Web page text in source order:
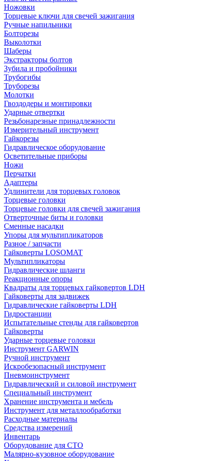
Ножовки
Торцевые ключи для свечей зажигания
Ручные напильники
Болторезы
Выколотки
Шаберы
Экстракторы болтов
Зубила и пробойники
Трубогибы
Труборезы
Молотки
Гвоздодеры и монтировки
Ударные отвертки
Резьбонарезные принадлежности
Измерительный инструмент
Гайкорезы
Гидравлическое оборудование
Осветительные приборы
Ножи
Перчатки
Адаптеры
Удлинители для торцевых головок
Торцевые головки
Торцевые головки для свечей зажигания
Отверточные биты и головки
Сменные насадки
Упоры для мультипликаторов
Разное / запчасти
Гайковерты LOSOMAT
Мультипликаторы
Гидравлические шланги
Реакционные опоры
Квадраты для торцевых гайковертов LDH
Гайковерты для задвижек
Гидравлические гайковерты LDH
Гидростанции
Испытательные стенды для гайковертов
Гайковерты
Ударные торцевые головки
Инструмент GARWIN
Ручной инструмент
Искробезопасный инструмент
Пневмоинструмент
Гидравлический и силовой инструмент
Специальный инструмент
Хранение инструмента и мебель
Инструмент для металлообработки
Расходные материалы
Средства измерений
Инвентарь
Оборудование для СТО
Малярно-кузовное оборудование